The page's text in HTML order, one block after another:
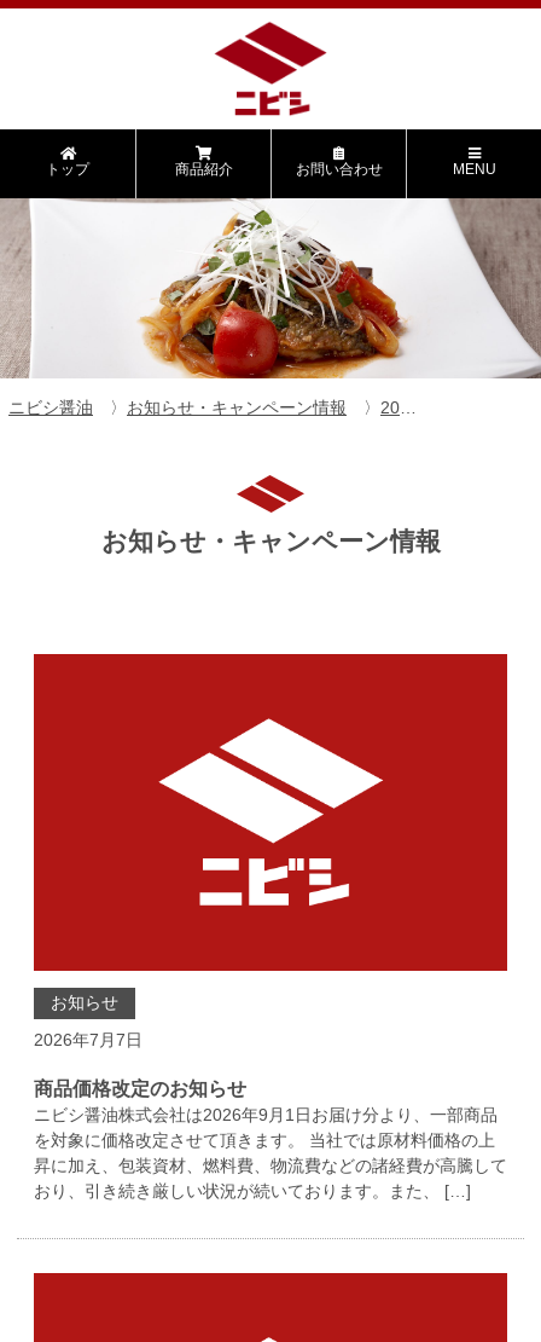
トップ 商品紹介 お問い合わせ MENU
ニビシ醤油 お知らせ・キャンペーン情報
お知らせ・キャンペーン情報
お知らせ
2026年7月7日
商品価格改定のお知らせ
ニビシ醤油株式会社は2026年9月1日お届け分より、一部商品
を対象に価格改定させて頂きます。 当社では原材料価格の上
昇に加え、包装資材、燃料費、物流費などの諸経費が高騰して
おり、引き続き厳しい状況が続いております。また、 […]